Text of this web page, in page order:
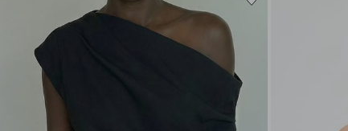
Jeans
Kjolar
Specialpriser
Hattar & Kepsar
Håraccessoarer
Handskar